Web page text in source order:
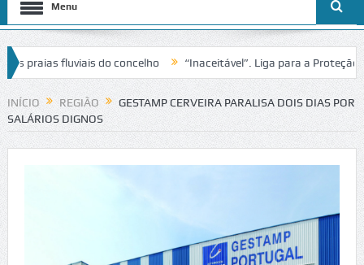
Menu
fluviais do concelho “Inaceitável”. Liga para a Proteção da
trânsito no IC2 em Alcobaça Igreja do Castelo de Cerveira
INÍCIO REGIÃO
GESTAMP CERVEIRA PARALISA DOIS DIAS POR
SALÁRIOS DIGNOS